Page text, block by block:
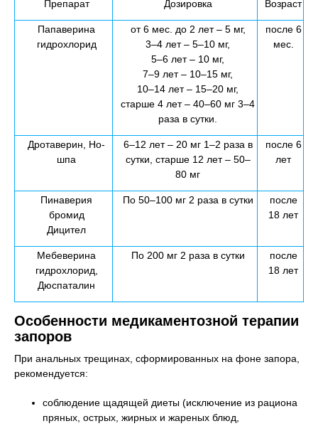
Препарат Дозировка Возраст
Папаверина
гидрохлорид
от 6 мес. до 2 лет – 5 мг,
3–4 лет – 5–10 мг,
5–6 лет – 10 мг,
7–9 лет – 10–15 мг,
10–14 лет – 15–20 мг,
старше 4 лет – 40–60 мг 3–4
раза в сутки.
после 6
мес.
Дротаверин, Но-
шпа
6–12 лет – 20 мг 1–2 раза в
сутки, старше 12 лет – 50–
80 мг
после 6
лет
Пинаверия
бромид
Дицител
По 50–100 мг 2 раза в сутки
после
18 лет
Мебеверина
гидрохлорид,
Дюспаталин
По 200 мг 2 раза в сутки
после
18 лет
Особенности медикаментозной терапии
запоров
При анальных трещинах, сформированных на фоне запора,
рекомендуется:
соблюдение щадящей диеты (исключение из рациона
пряных, острых, жирных и жареных блюд,